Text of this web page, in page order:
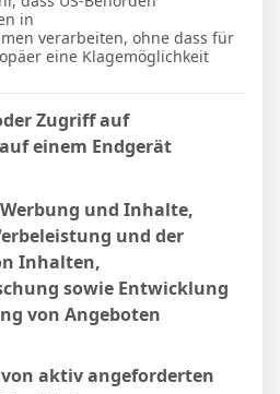
in
verarbeiten, ohne dass für
eine Klagemöglichkeit
eine Liste der Zwecke des IAB
Zugriff auf
einem Endgerät
und Inhalte,
und der
Inhalten,
sowie Entwicklung
von Angeboten
aktiv angeforderten